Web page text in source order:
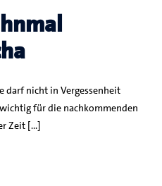
darf nicht in Vergessenheit
für die nachkommenden
Zeit […]